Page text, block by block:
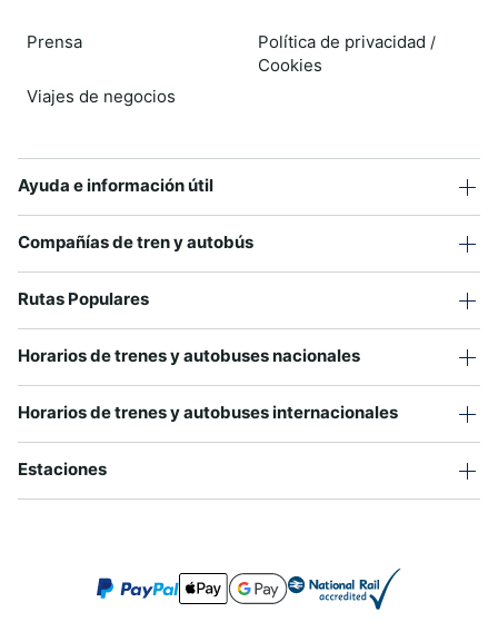
Prensa
Viajes de negocios
Política de privacidad /
Cookies
Ayuda e información útil
Compañías de tren y autobús
Rutas Populares
Horarios de trenes y autobuses nacionales
Horarios de trenes y autobuses internacionales
Estaciones